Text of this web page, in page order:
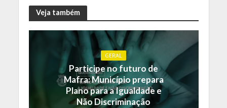
Veja também
GERAL
Participe no futuro de
Mafra: Município prepara
Plano para a Igualdade e
Não Discriminação